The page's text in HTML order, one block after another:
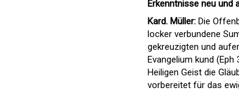
Erkenntnisse neu und
Kard. Müller: Die
locker verbundene
gekreuzigten und
Evangelium kund
Heiligen Geist die
vorbereitet für das